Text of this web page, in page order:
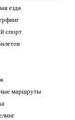
езда
спорт
маршруты